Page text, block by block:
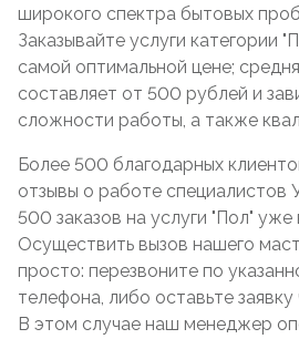
широкого спектра бытовых
Заказывайте услуги категории
самой оптимальной цене;
составляет от 500 рублей и
сложности работы, а также
Более 500 благодарных
отзывы о работе специалистов
500 заказов на услуги "Пол" уже
Осуществить вызов нашего
просто: перезвоните по
телефона, либо оставьте
В этом случае наш менеджер